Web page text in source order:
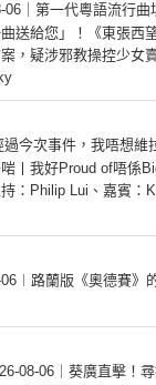
06｜第一代粵語流行曲
送給您」！《東張西
，疑涉邪教操控少女
過今次事件，我唔想
丨我好Proud of唔係
：Philip Lui、嘉賓：
06︱路蘭版《奧德賽》
08-06｜葵廣直擊！